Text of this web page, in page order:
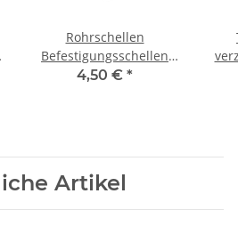
Rohrschellen
Befestigungsschellen
mit Gummieinlage DN
4,50 € *
Artikel